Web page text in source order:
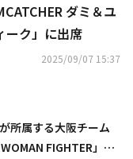
ダミ＆ユ
ーク」に出席
2025/09/07 15:37
所属する大阪チーム
FIGHTER」で